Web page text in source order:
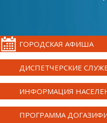
ГОРОДСКАЯ АФИША
ДИСПЕТЧЕРСКИЕ
ИНФОРМАЦИЯ
ПРОГРАММА